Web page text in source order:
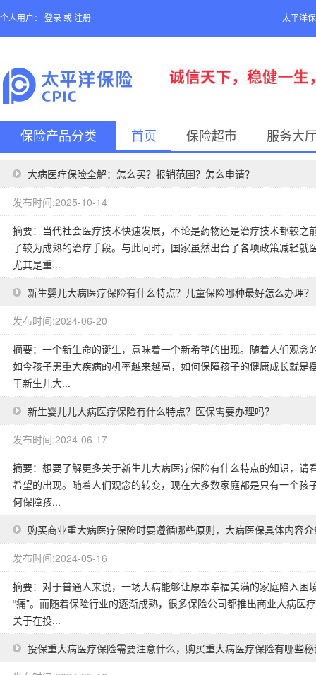
个人用户： 登录 或 注册 太平洋
保险产品分类 首页 保险超市 服务大
大病医疗保险全解：怎么买？报销范围？怎么申请？
发布时间:2025-10-14
摘要：当代社会医疗技术快速发展，不论是药物还是治疗技术都较
了较为成熟的治疗手段。与此同时，国家虽然出台了各项政策减轻就
尤其是重...
新生婴儿大病医疗保险有什么特点？儿童保险哪种最好怎么办理？
发布时间:2024-06-20
摘要：一个新生命的诞生，意味着一个新希望的出现。随着人们观
如今孩子患重大疾病的机率越来越高，如何保障孩子的健康成长就
于新生儿大...
新生婴儿儿大病医疗保险有什么特点？医保需要办理吗？
发布时间:2024-06-17
摘要：想要了解更多关于新生儿大病医疗保险有什么特点的知识，
希望的出现。随着人们观念的转变，现在大多数家庭都是只有一个
何保障孩...
购买商业重大病医疗保险时要遵循哪些原则，大病医保具体内容
发布时间:2024-05-16
摘要：对于普通人来说，一场大病能够让原本幸福美满的家庭陷入
“痛”。而随着保险行业的逐渐成熟，很多保险公司都推出商业大病医
关于在投...
投保重大病医疗保险需要注意什么，购买重大病医疗保险有哪些